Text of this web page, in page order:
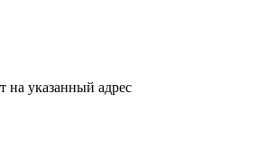
на указанный адрес